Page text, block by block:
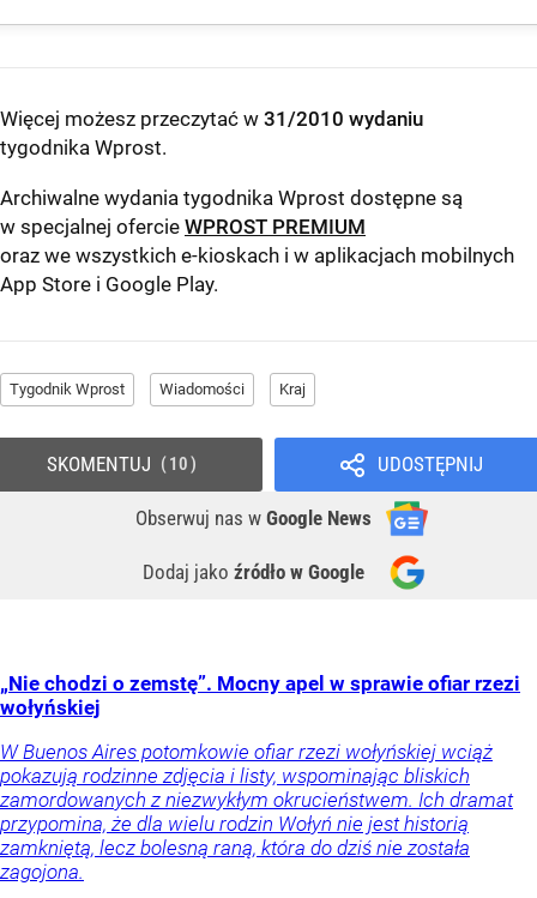
Więcej możesz przeczytać w 31/2010 wydaniu
tygodnika Wprost.
Archiwalne wydania tygodnika Wprost dostępne są
w specjalnej ofercie WPROST PREMIUM
oraz we wszystkich e-kioskach i w aplikacjach mobilnych
App Store i Google Play.
Tygodnik Wprost Wiadomości Kraj
UDOSTĘPNIJ
Obserwuj nas w Google News
Dodaj jako źródło w Google
SKOMENTUJ 10
„Nie chodzi o zemstę”. Mocny apel w sprawie ofiar rzezi
wołyńskiej
W Buenos Aires potomkowie ofiar rzezi wołyńskiej wciąż
pokazują rodzinne zdjęcia i listy, wspominając bliskich
zamordowanych z niezwykłym okrucieństwem. Ich dramat
przypomina, że dla wielu rodzin Wołyń nie jest historią
zamkniętą, lecz bolesną raną, która do dziś nie została
zagojona.